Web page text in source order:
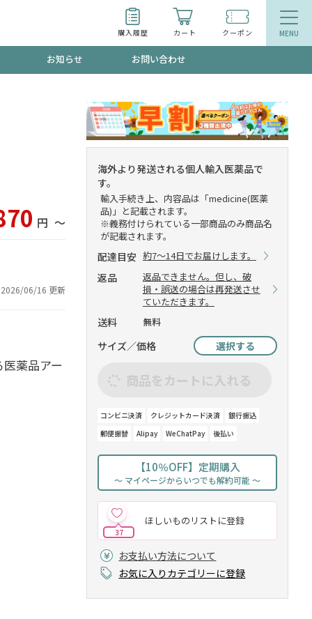
購入履歴 カート クーポン
食品
ールで、夏の頭皮ストレスを完全リセッ
フが贈る音声プログラム
るものが一目でわかるランキング
お知らせ お問い合わせ
円 〜
2026/06/16 更新
薬品アー
海外より発送される個人輸入医薬品で
す。
輸入手続き上、内容品は「medicine(医薬
品)」と記載されます。
※義務付けられている一部商品のみ商品名
が記載されます。
配達目安 約7～14日でお届けします。
返品
返品できません。但し、破
損・誤送の場合は再発送させ
ていただきます。
送料 無料
サイズ／価格 選択する
商品をカートに入れる
コンビニ決済 クレジットカード決済
銀行振込
郵便振替
Alipay WeChatPay 後払い
【10％OFF】定期購入
～ マイページからいつでも解約可能 ～
ほしいものリストに登録
37
お支払い方法について
お気に入りカテゴリーに登録